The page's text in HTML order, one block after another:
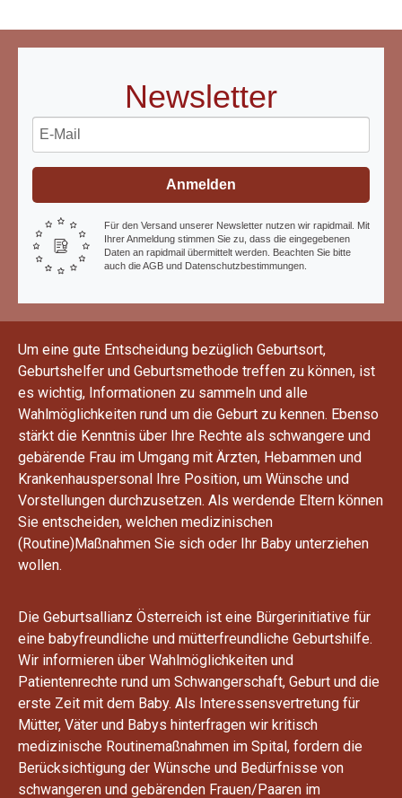
Newsletter
Anmelden
Für den Versand unserer Newsletter nutzen wir rapidmail. Mit
Ihrer Anmeldung stimmen Sie zu, dass die eingegebenen
Daten an rapidmail übermittelt werden. Beachten Sie bitte
auch die AGB und Datenschutzbestimmungen.
Um eine gute Entscheidung bezüglich Geburtsort,
Geburtshelfer und Geburtsmethode treffen zu können, ist
es wichtig, Informationen zu sammeln und alle
Wahlmöglichkeiten rund um die Geburt zu kennen. Ebenso
stärkt die Kenntnis über Ihre Rechte als schwangere und
gebärende Frau im Umgang mit Ärzten, Hebammen und
Krankenhauspersonal Ihre Position, um Wünsche und
Vorstellungen durchzusetzen. Als werdende Eltern können
Sie entscheiden, welchen medizinischen
(Routine)Maßnahmen Sie sich oder Ihr Baby unterziehen
wollen.
Die Geburtsallianz Österreich ist eine Bürgerinitiative für
eine babyfreundliche und mütterfreundliche Geburtshilfe.
Wir informieren über Wahlmöglichkeiten und
Patientenrechte rund um Schwangerschaft, Geburt und die
erste Zeit mit dem Baby. Als Interessensvertretung für
Mütter, Väter und Babys hinterfragen wir kritisch
medizinische Routinemaßnahmen im Spital, fordern die
Berücksichtigung der Wünsche und Bedürfnisse von
schwangeren und gebärenden Frauen/Paaren im